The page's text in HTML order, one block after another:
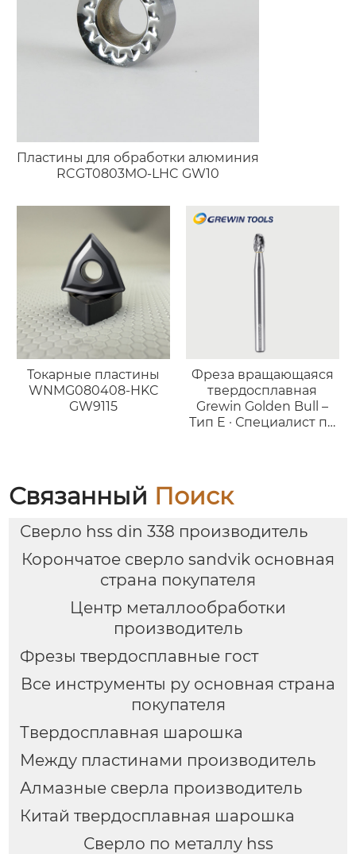
Пластины для обработки алюминия
RCGT0803MO-LHC GW10
Токарные пластины
WNMG080408-HKC
GW9115
Фреза вращающаяся
твердосплавная
Grewin Golden Bull –
Тип E · Специалист по
Связанный Поиск
Сверло hss din 338 производитель
Корончатое сверло sandvik основная
страна покупателя
Центр металлообработки
производитель
Фрезы твердосплавные гост
Все инструменты ру основная страна
покупателя
Твердосплавная шарошка
Между пластинами производитель
Алмазные сверла производитель
Китай твердосплавная шарошка
Сверло по металлу hss